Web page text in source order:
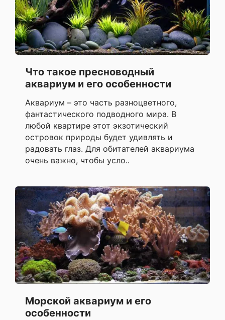
Что такое пресноводный
аквариум и его особенности
Аквариум – это часть разноцветного,
фантастического подводного мира. В
любой квартире этот экзотический
островок природы будет удивлять и
радовать глаз. Для обитателей аквариума
очень важно, чтобы усло..
Морской аквариум и его
особенности